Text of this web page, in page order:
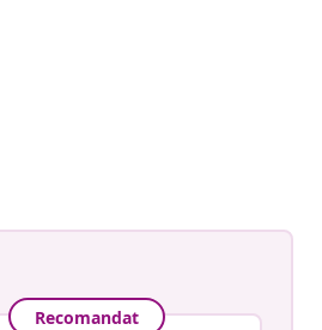
Recomandat